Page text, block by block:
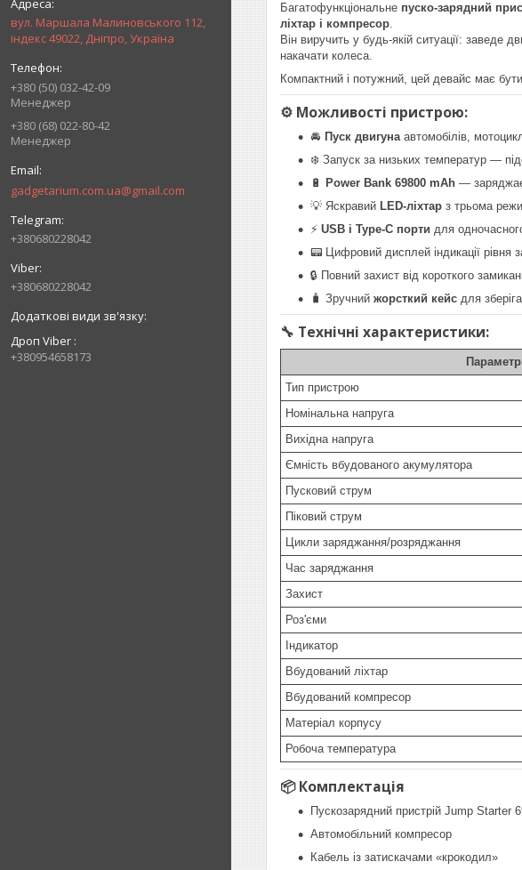
вул. Маршала Малиновського 112,
індекс 49022, Дніпро, Україна
+380 (50) 032-42-09
Менеджер
+380 (68) 022-80-42
Менеджер
gadgetarium.com.ua@gmail.com
+380680228042
+380680228042
Дроп Viber
+380954658173
Багатофункціональне пуско-зарядний
ліхтар і компресор.
Він виручить у будь-якій ситуації: заведе
накачати колеса.
Компактний і потужний, цей девайс має
⚙️ Можливості пристрою:
🚘 Пуск двигунаавтомобілів,
❄️ Запуск за низьких температур —
🔋
Power Bank 69800 mAh —
💡 Яскравий LED-ліхтар з трьома
⚡ USB і Type-C порти для
📟 Цифровий дисплей індикації рівня
🔒 Повний захист від короткого
🧳 Зручний жорсткий кейс для
🔧 Технічні характеристики:
Тип пристрою
Номінальна напруга
Вихідна напруга
Ємність вбудованого акумулятора
Пусковий струм
Піковий струм
Цикли заряджання/розряджання
Час заряджання
Захист
Роз'єми
Індикатор
Вбудований ліхтар
Вбудований компресор
Матеріал корпусу
Робоча температура
📦 Комплектація
Пускозарядний пристрій Jump Starter
Автомобільний компресор
Кабель із затискачами «крокодил»